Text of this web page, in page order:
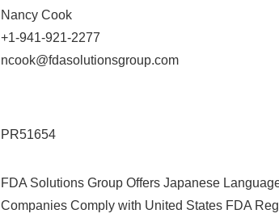
Nancy Cook
+1-941-921-2277
ncook@fdasolutionsgroup.com
PR51654
FDA Solutions Group Offers Japanese
Companies Comply with United States FDA